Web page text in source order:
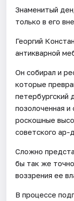
Знаменитый
только в его
Георгий
антикварной
Он собирал и
которые
петербургский
позолоченная
роскошные
советского ар-
Сложно
бы так же
воззрения ее
В процессе